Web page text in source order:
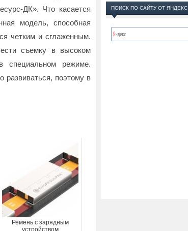
ДК». Что касается
модель, способная
четким и сглаженным.
съемку в высоком
специальном режиме.
развиваться, поэтому в
Ремень с зарядным
устройством
ПОИСК ПО САЙТУ ОТ ЯНДЕКС